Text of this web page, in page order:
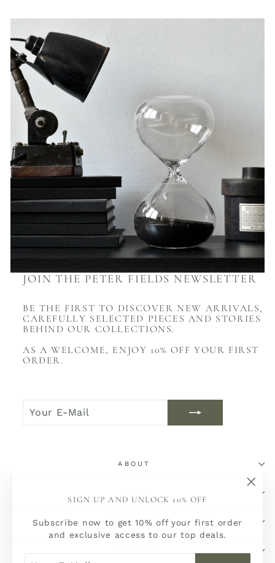
SIGN UP AND UNLOCK 10% OFF
Subscribe now to get 10% off your first order
and exclusive access to our top deals.
JOIN THE PETER FIELDS NEWSLETTER
BE THE FIRST TO DISCOVER NEW ARRIVALS,
CAREFULLY SELECTED PIECES AND STORIES
BEHIND OUR COLLECTIONS.
AS A WELCOME, ENJOY 10% OFF YOUR FIRST
ORDER.
E-
MAIL
NOW
ABOUT
SERVICE